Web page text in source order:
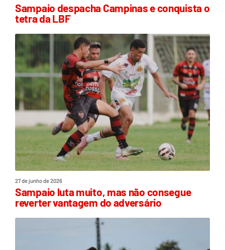
Sampaio despacha Campinas e conquista o
tetra da LBF
27 de junho de 2026
Sampaio luta muito, mas não consegue
reverter vantagem do adversário